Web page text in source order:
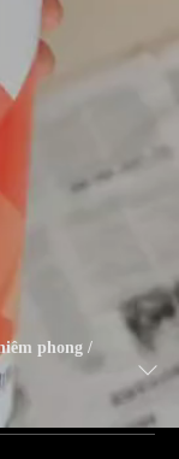
phong /